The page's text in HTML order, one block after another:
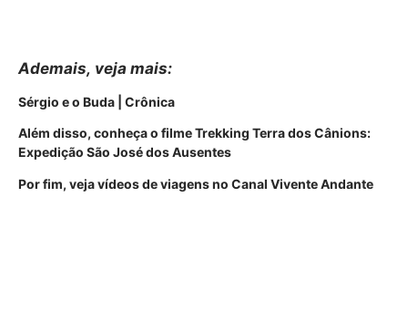
Ademais, veja mais:
Sérgio e o Buda | Crônica
Além disso, conheça o filme Trekking Terra dos Cânions:
Expedição São José dos Ausentes
Por fim, veja vídeos de viagens no Canal Vivente Andante